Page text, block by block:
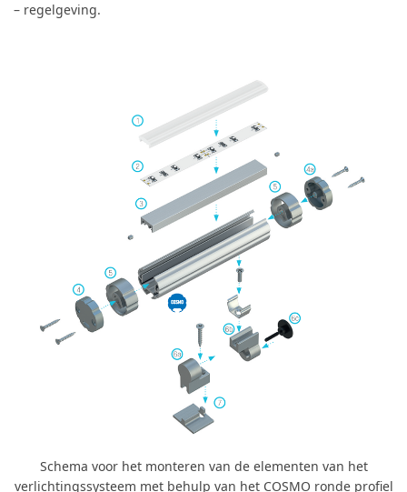
– regelgeving.
Schema voor het monteren van de elementen van het
verlichtingssysteem met behulp van het COSMO ronde profiel